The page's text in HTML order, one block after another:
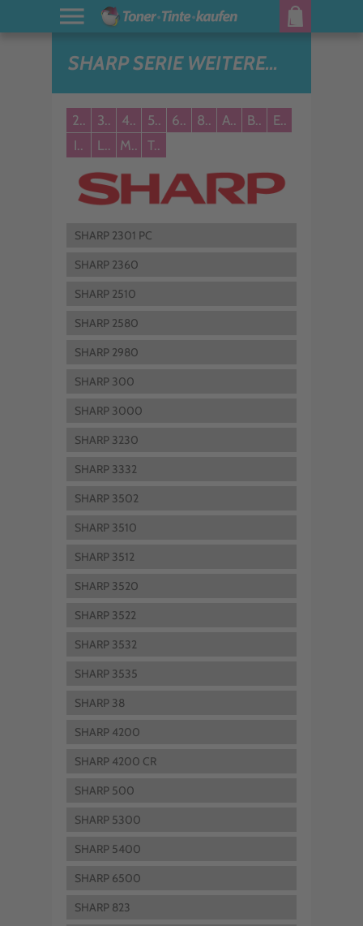
SHARP SERIE WEITERE...
2.. 3.. 4.. 5.. 6.. 8.. A.. B..
E..
I..
L.. M.. T..
SHARP 2301 PC
SHARP 2360
SHARP 2510
SHARP 2580
SHARP 2980
SHARP 300
SHARP 3000
SHARP 3230
SHARP 3332
SHARP 3502
SHARP 3510
SHARP 3512
SHARP 3520
SHARP 3522
SHARP 3532
SHARP 3535
SHARP 38
SHARP 4200
SHARP 4200 CR
SHARP 500
SHARP 5300
SHARP 5400
SHARP 6500
SHARP 823